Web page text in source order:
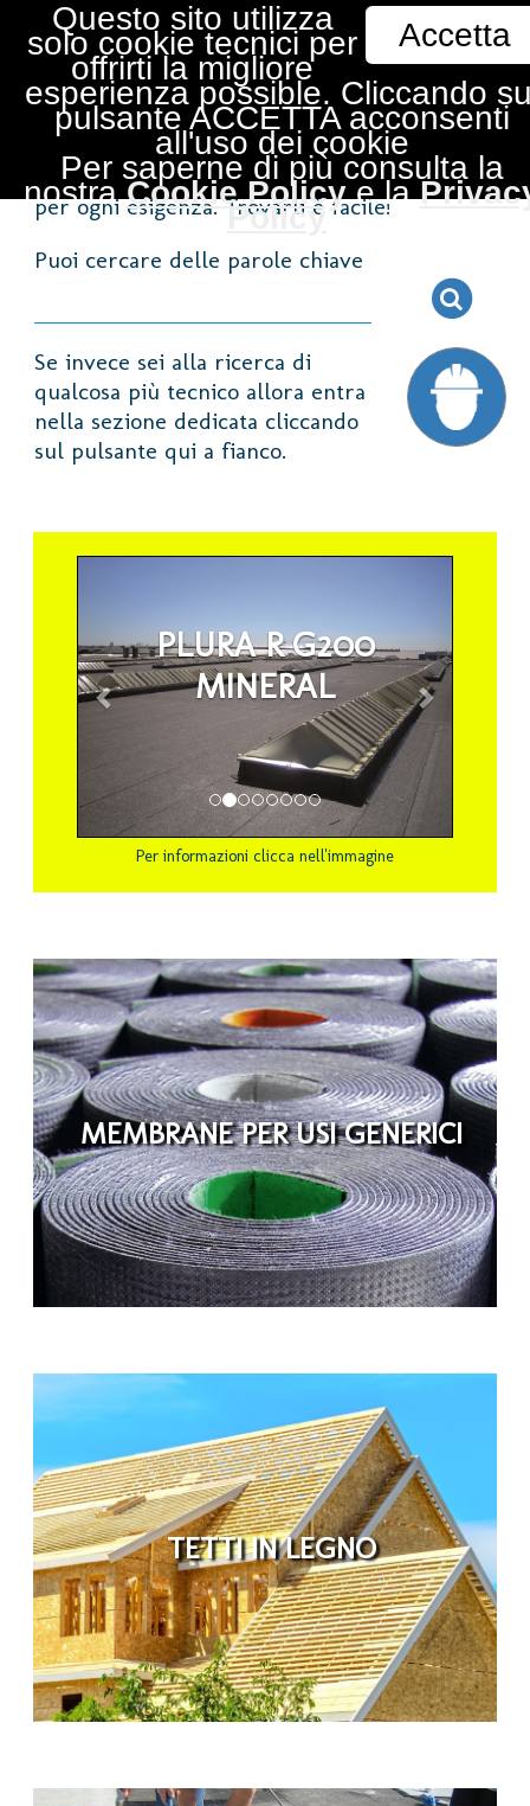
propone una gamma completa di
membrane impermeabilizzanti e accessori
per ogni esigenza. Trovarli è facile!
Puoi cercare delle parole chiave
Se invece sei alla ricerca di
qualcosa più tecnico allora entra
nella sezione dedicata cliccando
sul pulsante qui a fianco.
PRATIKO P+V
PARKING
Per informazioni clicca nell'immagine
MEMBRANE PER USI GENERICI
TETTI IN LEGNO
Accetta
Questo sito utilizza
solo cookie tecnici per
offrirti la migliore
esperienza possible. Cliccando
pulsante ACCETTA acconsenti
all'uso dei cookie
Per saperne di più consulta la
nostraCookie Policye la
Policy .